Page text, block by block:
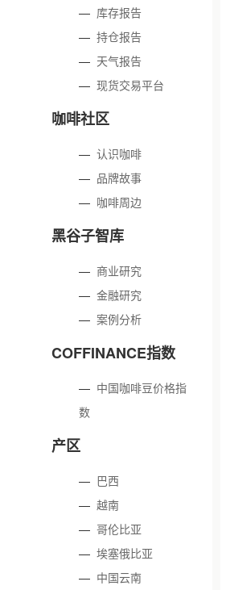
— 库存报告
—持仓报告
— 天气报告
—现货交易平台
咖啡社区
—认识咖啡
— 品牌故事
— 咖啡周边
黑谷子智库
— 商业研究
—金融研究
—案例分析
COFFINANCE指数
— 中国咖啡豆价格指
数
产区
— 巴西
—越南
—哥伦比亚
—埃塞俄比亚
— 中国云南